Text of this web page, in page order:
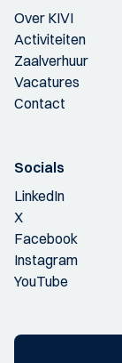
Over KIVI
Activiteiten
Zaalverhuur
Vacatures
Contact
Socials
LinkedIn
X
Facebook
Instagram
YouTube